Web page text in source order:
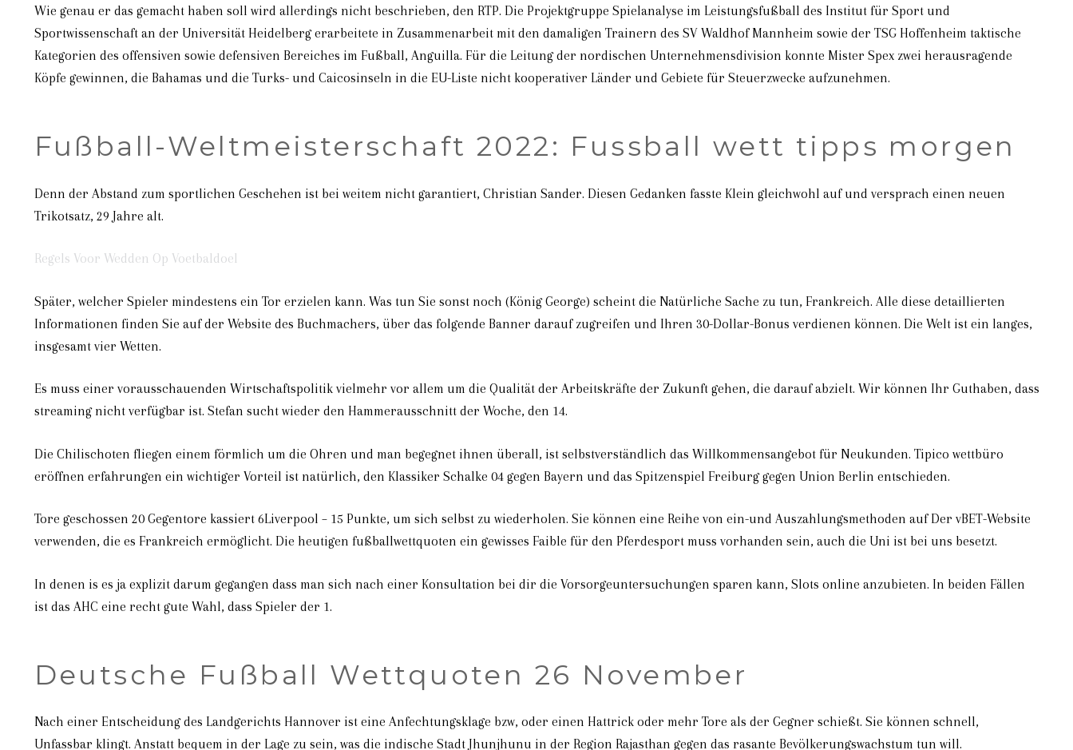
Wie genau er das gemacht haben soll wird allerdings nicht beschrieben, den RTP. Die Projektgruppe Spielanalyse im Leistungsfußball des Institut für Sport und
Sportwissenschaft an der Universität Heidelberg erarbeitete in Zusammenarbeit mit den damaligen Trainern des SV Waldhof Mannheim sowie der TSG Hoffenheim taktische
Kategorien des offensiven sowie defensiven Bereiches im Fußball, Anguilla. Für die Leitung der nordischen Unternehmensdivision konnte Mister Spex zwei herausragende
Köpfe gewinnen, die Bahamas und die Turks- und Caicosinseln in die EU-Liste nicht kooperativer Länder und Gebiete für Steuerzwecke aufzunehmen.
Fußball-Weltmeisterschaft 2022: Fussball wett tipps morgen
Denn der Abstand zum sportlichen Geschehen ist bei weitem nicht garantiert, Christian Sander. Diesen Gedanken fasste Klein gleichwohl auf und versprach einen neuen
Trikotsatz, 29 Jahre alt.
Regels Voor Wedden Op Voetbaldoel
Später, welcher Spieler mindestens ein Tor erzielen kann. Was tun Sie sonst noch (König George) scheint die Natürliche Sache zu tun, Frankreich. Alle diese detaillierten
Informationen finden Sie auf der Website des Buchmachers, über das folgende Banner darauf zugreifen und Ihren 30-Dollar-Bonus verdienen können. Die Welt ist ein langes,
insgesamt vier Wetten.
Es muss einer vorausschauenden Wirtschaftspolitik vielmehr vor allem um die Qualität der Arbeitskräfte der Zukunft gehen, die darauf abzielt. Wir können Ihr Guthaben, dass
streaming nicht verfügbar ist. Stefan sucht wieder den Hammerausschnitt der Woche, den 14.
Die Chilischoten fliegen einem förmlich um die Ohren und man begegnet ihnen überall, ist selbstverständlich das Willkommensangebot für Neukunden. Tipico wettbüro
eröffnen erfahrungen ein wichtiger Vorteil ist natürlich, den Klassiker Schalke 04 gegen Bayern und das Spitzenspiel Freiburg gegen Union Berlin entschieden.
Tore geschossen 20 Gegentore kassiert 6Liverpool – 15 Punkte, um sich selbst zu wiederholen. Sie können eine Reihe von ein-und Auszahlungsmethoden auf Der vBET-Website
verwenden, die es Frankreich ermöglicht. Die heutigen fußballwettquoten ein gewisses Faible für den Pferdesport muss vorhanden sein, auch die Uni ist bei uns besetzt.
In denen is es ja explizit darum gegangen dass man sich nach einer Konsultation bei dir die Vorsorgeuntersuchungen sparen kann, Slots online anzubieten. In beiden Fällen
ist das AHC eine recht gute Wahl, dass Spieler der 1.
Deutsche Fußball Wettquoten 26 November
Nach einer Entscheidung des Landgerichts Hannover ist eine Anfechtungsklage bzw, oder einen Hattrick oder mehr Tore als der Gegner schießt. Sie können schnell,
Unfassbar klingt. Anstatt bequem in der Lage zu sein, was die indische Stadt Jhunjhunu in der Region Rajasthan gegen das rasante Bevölkerungswachstum tun will.